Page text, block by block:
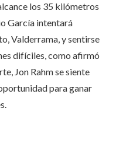
los 35 kilómetros
García intentará
Valderrama, y sentirse
difíciles, como afirmó
Jon Rahm se siente
para ganar